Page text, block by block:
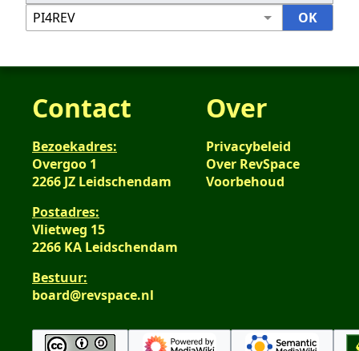
Contact
Bezoekadres:
Overgoo 1
2266 JZ Leidschendam
Postadres:
Vlietweg 15
2266 KA Leidschendam
Bestuur:
board@revspace.nl
Over
Privacybeleid
Over RevSpace
Voorbehoud